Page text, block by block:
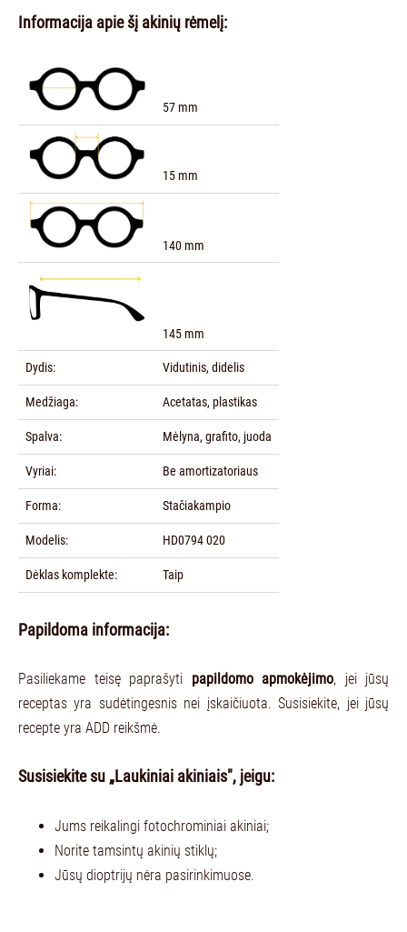
Informacija apie šį akinių rėmelį:
57 mm
15 mm
140 mm
145 mm
Dydis: Vidutinis, didelis
Medžiaga: Acetatas, plastikas
Spalva: Mėlyna, grafito, juoda
Vyriai: Be amortizatoriaus
Forma: Stačiakampio
Modelis: HD0794 020
Dėklas komplekte: Taip
Papildoma informacija:
Pasiliekame teisę paprašyti papildomo apmokėjimo, jei jūsų
receptas yra sudėtingesnis nei įskaičiuota. Susisiekite, jei jūsų
recepte yra ADD reikšmė.
Susisiekite su „Laukiniai akiniais", jeigu:
Jums reikalingi fotochrominiai akiniai;
Norite tamsintų akinių stiklų;
Jūsų dioptrijų nėra pasirinkimuose.